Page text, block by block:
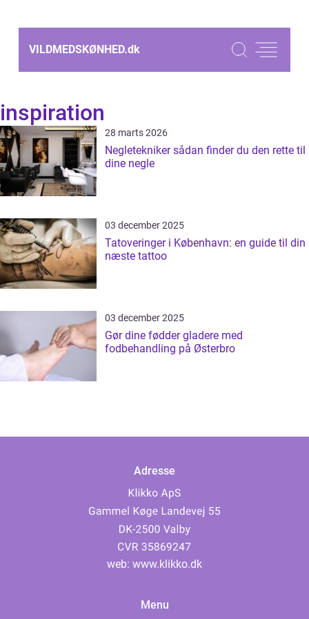
VILDMEDSKØNHED.dk
inspiration
28 marts 2026
Negletekniker sådan finder du den rette til
dine negle
03 december 2025
Tatoveringer i København: en guide til din
næste tattoo
03 december 2025
Gør dine fødder gladere med
fodbehandling på Østerbro
Adresse
web: www.klikko.dk
Menu